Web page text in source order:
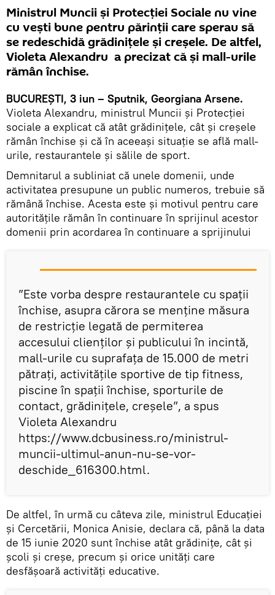
Ministrul Muncii și Protecției Sociale nu vine
cu vești bune pentru părinții care sperau să
se redeschidă grădinițele și creșele. De altfel,
Violeta Alexandru a precizat că și mall-urile
rămân închise.
BUCUREȘTI, 3 iun – Sputnik, Georgiana Arsene.
Violeta Alexandru, ministrul Muncii și Protecției
sociale a explicat că atât grădinițele, cât și creșele
rămân închise și că în aceeași situație se află mall-
urile, restaurantele și sălile de sport.
Demnitarul a subliniat că unele domenii, unde
activitatea presupune un public numeros, trebuie să
rămână închise. Acesta este și motivul pentru care
autoritățile rămân în continuare în sprijinul acestor
domenii prin acordarea în continuare a sprijinului
”Este vorba despre restaurantele cu spații
închise, asupra cărora se menține măsura
de restricție legată de permiterea
accesului clienților și publicului în incintă,
mall-urile cu suprafața de 15.000 de metri
pătrați, activitățile sportive de tip fitness,
piscine în spații închise, sporturile de
contact, grădinițele, creșele”, a spus
Violeta Alexandru
https://www.dcbusiness.ro/ministrul-
muncii-ultimul-anun-nu-se-vor-
deschide_616300.html.
De altfel, în urmă cu câteva zile, ministrul Educației
și Cercetării, Monica Anisie, declara că, până la data
de 15 iunie 2020 sunt închise atât grădinițe, cât și
școli și creșe, precum și orice unități care
desfășoară activități educative.